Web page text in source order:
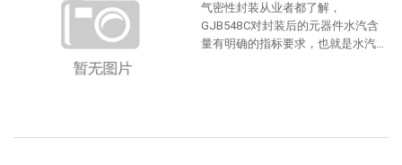
气密性封装从业者都了解，
GJB548C对封装后的元器件水汽含
量有明确的指标要求，也就是水汽含